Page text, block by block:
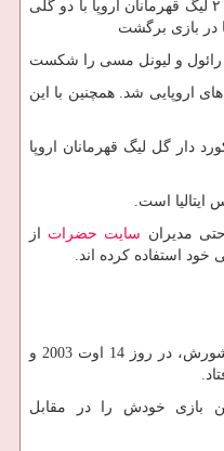
کریستیانو رونالدو در فصل ۲۰۱۴–۲۰۱۵ لیگ قهرمانان اروپا با دو گلی
در بازی برگشت
رائول و لیونل مسی را شکست
اروپایی شد. همچنین با این
دار گل لیگ قهرمانان اروپا
ایتالیا است.
مدیران سایت حضرات از
استفاده کرده اند.
اولین دعوت کریستیانو به تیم ملی کشورش، در روز 14 اوت 2003 و
اولین بازی خودش را در مقابل